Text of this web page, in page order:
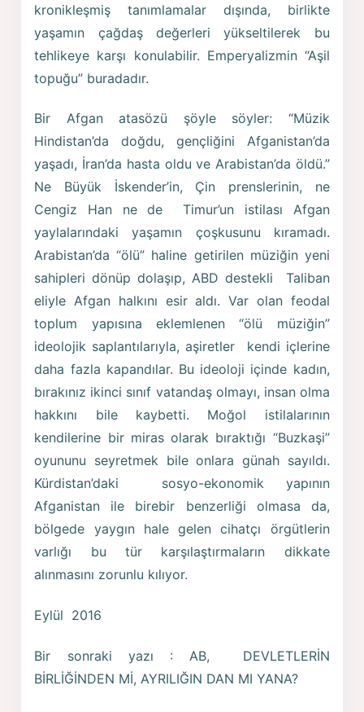
kronikleşmiş tanımlamalar dışında, birlikte
yaşamın çağdaş değerleri yükseltilerek bu
tehlikeye karşı konulabilir. Emperyalizmin “Aşil
topuğu” buradadır.
Bir Afgan atasözü şöyle söyler: “Müzik
Hindistan’da doğdu, gençliğini Afganistan’da
yaşadı, İran’da hasta oldu ve Arabistan’da öldü.”
Ne Büyük İskender’in, Çin prenslerinin, ne
Cengiz Han ne de Timur’un istilası Afgan
yaylalarındaki yaşamın çoşkusunu kıramadı.
Arabistan’da “ölü” haline getirilen müziğin yeni
sahipleri dönüp dolaşıp, ABD destekli Taliban
eliyle Afgan halkını esir aldı. Var olan feodal
toplum yapısına eklemlenen “ölü müziğin”
ideolojik saplantılarıyla, aşiretler kendi içlerine
daha fazla kapandılar. Bu ideoloji içinde kadın,
bırakınız ikinci sınıf vatandaş olmayı, insan olma
hakkını bile kaybetti. Moğol istilalarının
kendilerine bir miras olarak bıraktığı “Buzkaşi”
oyununu seyretmek bile onlara günah sayıldı.
Kürdistan’daki sosyo-ekonomik yapının
Afganistan ile birebir benzerliği olmasa da,
bölgede yaygın hale gelen cihatçı örgütlerin
varlığı bu tür karşılaştırmaların dikkate
alınmasını zorunlu kılıyor.
Eylül 2016
Bir sonraki yazı : AB, DEVLETLERİN
BİRLİĞİNDEN Mİ, AYRILIĞIN DAN MI YANA?